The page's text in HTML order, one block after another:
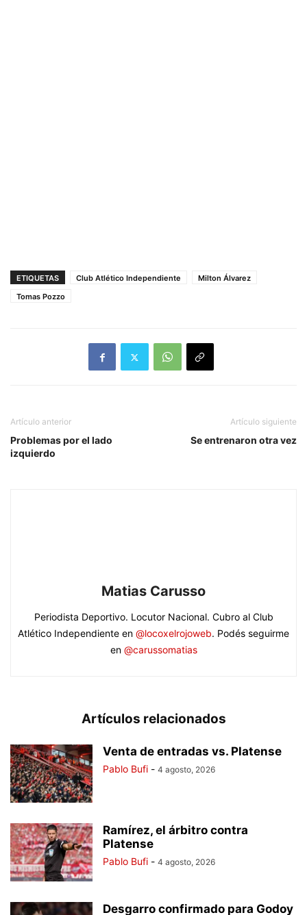
ETIQUETAS Club Atlético Independiente
Milton Álvarez
Tomas Pozzo
Artículo anterior
Problemas por el lado
izquierdo
Artículo siguiente
Se entrenaron otra vez
Matias Carusso
Periodista Deportivo. Locutor Nacional. Cubro al Club
Atlético Independiente en @locoxelrojoweb. Podés seguirme
en @carussomatias
Artículos relacionados
Venta de entradas vs. Platense
Pablo Bufi - 4 agosto, 2026
Ramírez, el árbitro contra
Platense
Pablo Bufi - 4 agosto, 2026
Desgarro confirmado para Godoy